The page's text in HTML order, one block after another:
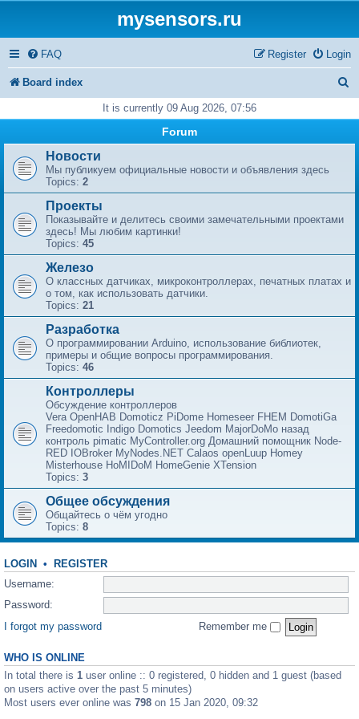
mysensors.ru
FAQ Login
Register
Board index
h
It is currently 09 Aug 2026, 07:56
Forum
Новости
Мы публикуем официальные новости и объявления здесь
Topics: 2
Проекты
Показывайте и делитесь своими замечательными проектами
здесь! Мы любим картинки!
Topics: 45
Железо
О классных датчиках, микроконтроллерах, печатных платах и
​​о том, как использовать датчики.
Topics: 21
Разработка
О программировании Arduino, использование библиотек,
примеры и общие вопросы программирования.
Topics: 46
Контроллеры
Обсуждение контроллеров
Vera OpenHAB Domoticz PiDome Homeseer FHEM DomotiGa
Freedomotic Indigo Domotics Jeedom MajorDoMo назад
контроль pimatic MyController.org Домашний помощник Node-
RED IOBroker MyNodes.NET Calaos openLuup Homey
Misterhouse HoMIDoM HomeGenie XTension
Topics: 3
Общее обсуждения
Общайтесь о чём угодно
Topics: 8
LOGIN • REGISTER
Username:
Password:
I forgot my password
Remember me
WHO IS ONLINE
In total there is 1 user online :: 0 registered, 0 hidden and 1 guest (based
on users active over the past 5 minutes)
Most users ever online was 798 on 15 Jan 2020, 09:32